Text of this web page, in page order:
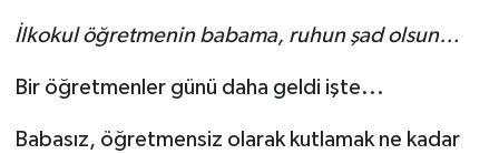
İlkokul öğretmenin babama, ruhun şad olsun…
Bir öğretmenler günü daha geldi işte...
Babasız, öğretmensiz olarak kutlamak ne kadar